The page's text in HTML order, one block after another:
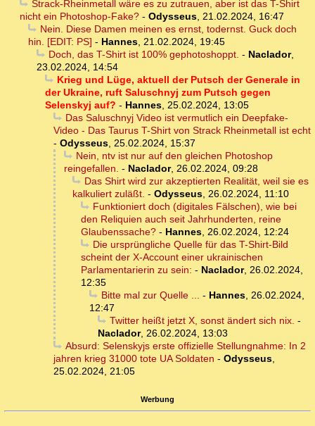
Strack-Rheinmetall wäre es zu zutrauen, aber ist das T-Shirt
nicht ein Photoshop-Fake? - Odysseus, 21.02.2024, 16:47
Nein. Diese Damen meinen es ernst, todernst. Guck doch
hin. [EDIT: PS] - Hannes, 21.02.2024, 19:45
Doch, das T-Shirt ist 100% gephotoshoppt. - Naclador,
23.02.2024, 14:54
Krieg und Lüge, aktuell der Putsch der Generale in
der Ukraine, ruft Saluschnyj zum Putsch gegen
Selenskyj auf? - Hannes, 25.02.2024, 13:05
Das Saluschnyj Video ist vermutlich ein Deepfake-
Video - Das Taurus T-Shirt von Strack Rheinmetall ist echt
- Odysseus, 25.02.2024, 15:37
Nein, ntv ist nur auf den gleichen Photoshop
reingefallen. - Naclador, 26.02.2024, 09:28
Das Shirt wird zur akzeptierten Realität, weil sie es
kalkuliert zuläßt. - Odysseus, 26.02.2024, 11:10
Funktioniert doch (digitales Fälschen), wie bei
den Reliquien auch seit Jahrhunderten, reine
Glaubenssache? - Hannes, 26.02.2024, 12:24
Die ursprüngliche Quelle für das T-Shirt-Bild
scheint der X-Account einer ukrainischen
Parlamentarierin zu sein: - Naclador, 26.02.2024,
12:35
Bitte mal zur Quelle ... - Hannes, 26.02.2024,
12:47
Twitter heißt jetzt X, sonst ändert sich nix. -
Naclador, 26.02.2024, 13:03
Absurd: Selenskyjs erste offizielle Stellungnahme: In 2
jahren krieg 31000 tote UA Soldaten - Odysseus,
25.02.2024, 21:05
Werbung